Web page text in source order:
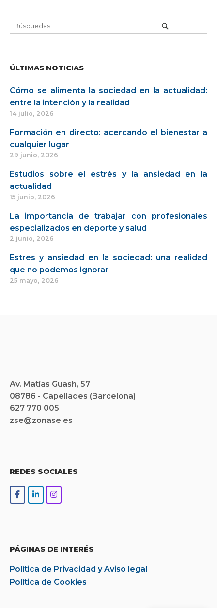
ÚLTIMAS NOTICIAS
Cómo se alimenta la sociedad en la actualidad:
entre la intención y la realidad
14 julio, 2026
Formación en directo: acercando el bienestar a
cualquier lugar
29 junio, 2026
Estudios sobre el estrés y la ansiedad en la
actualidad
15 junio, 2026
La importancia de trabajar con profesionales
especializados en deporte y salud
2 junio, 2026
Estres y ansiedad en la sociedad: una realidad
que no podemos ignorar
25 mayo, 2026
Av. Matías Guash, 57
08786 - Capellades (Barcelona)
627 770 005
zse@zonase.es
REDES SOCIALES
PÁGINAS DE INTERÉS
Política de Privacidad y Aviso legal
Política de Cookies